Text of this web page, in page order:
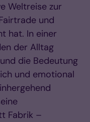
Weltreise zur
und
hat. In einer
der Alltag
die Bedeutung
und emotional
Fabrik –